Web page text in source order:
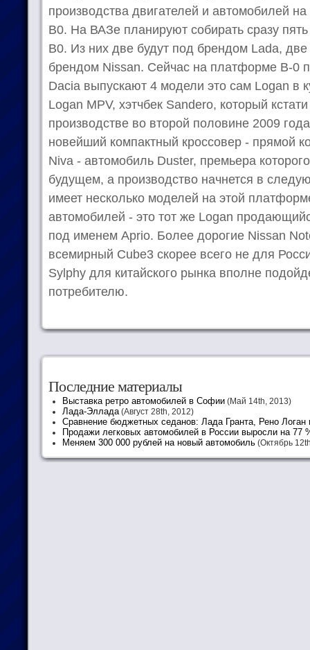
производства двигателей и автомобилей
B0. На ВАЗе планируют собирать сразу
B0. Из них две будут под брендом Lada,
брендом Nissan. Сейчас на платформе B-0
Dacia выпускают 4 модели это сам Logan в
Logan MPV, хэтчбек Sandero, который
производстве во второй половине 2009
новейший компактный кроссовер - прямой
Niva - автомобиль Duster, премьера
будущем, а производство начнется в
имеет несколько моделей на этой
автомобилей - это тот же Logan
под именем Aprio. Более дорогие Nissan
всемирный Cube3 скорее всего не для
Sylphy для китайского рынка вполне
потребителю.
Последние материалы
Выставка ретро автомобилей в Софии (Май 14th, 2013)
Лада-Эллада(Август 28th, 2012)
Сравнение бюджетных седанов: Лада Гранта, Рено
Продажи легковых автомобилей в России выросли на 77
Меняем 300 000 рублей на новый автомобиль (Октябрь